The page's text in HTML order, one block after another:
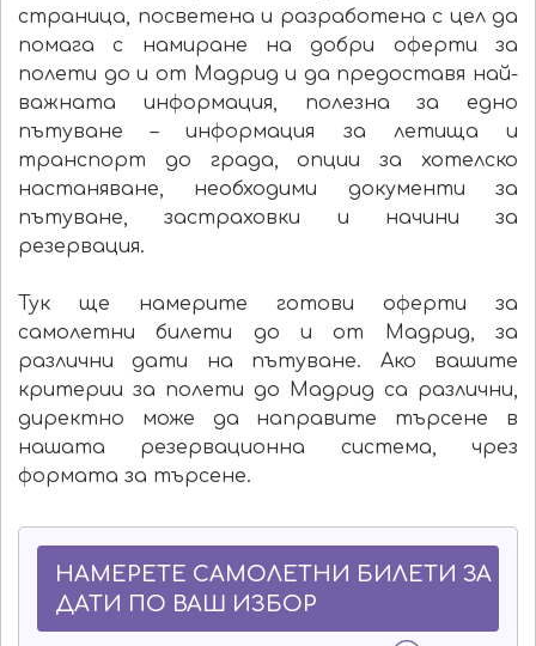
страница, посветена и разработена с цел да
помага с намиране на добри оферти за
полети до и от Мадрид и да предоставя най-
важната информация, полезна за едно
пътуване – информация за летища и
транспорт до града, опции за хотелско
настаняване, необходими документи за
пътуване, застраховки и начини за
резервация.
Тук ще намерите готови оферти за
самолетни билети до и от Мадрид, за
различни дати на пътуване. Ако вашите
критерии за полети до Мадрид са различни,
директно може да направите търсене в
нашата резервационна система, чрез
формата за търсене.
НАМЕРЕТЕ САМОЛЕТНИ БИЛЕТИ ЗА
ДАТИ ПО ВАШ ИЗБОР